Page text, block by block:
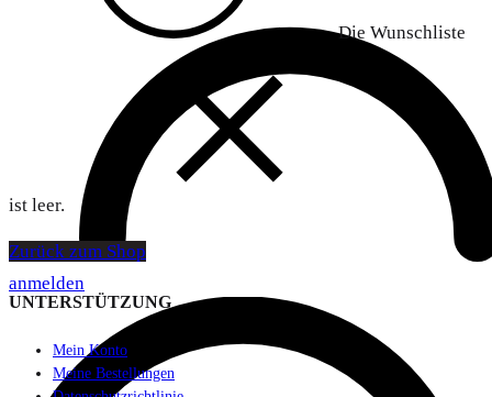
anmelden
Die Wunschliste
ist leer.
Zurück zum Shop
UNTERSTÜTZUNG
Mein Konto
Meine Bestellungen